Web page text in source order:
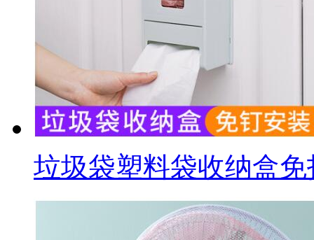
垃圾袋塑料袋收纳盒